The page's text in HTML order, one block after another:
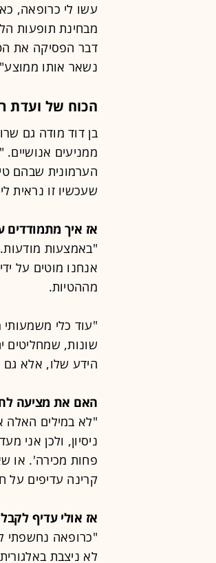
עשו לי כרופאה,
מבחינת תופעות
דבר הפסיקה את
נשאר אותו
הכוח של ועדת
בן דוד מודה גם
שעכשיו זו נראית
אז איך מתמודדים
"באמצעות מודעות.
אנחנו מוטים על
מההטיות.
שונות, שמחליטים
הידע שלו, אלא גם
האם את מציעה
"לא במילים האלה
ניסיון, ולכן
פחות מכירה'. או
קרינה עדיפים על
אז אולי עדיף
"כרופאה נחשפתי
לא ניצבת